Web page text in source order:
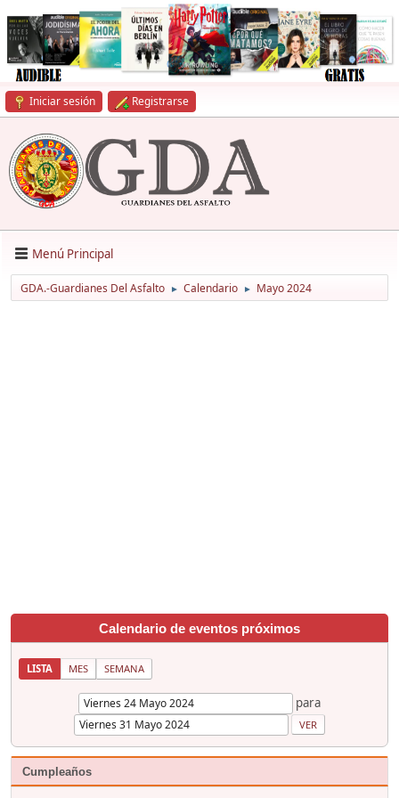
Iniciar sesión Registrarse
Menú Principal
GDA.-Guardianes Del Asfalto ► Calendario ► Mayo 2024
Calendario de eventos próximos
LISTA MES SEMANA
para
Cumpleaños